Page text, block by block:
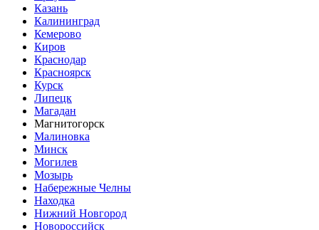
Казань
Калининград
Кемерово
Киров
Краснодар
Красноярск
Курск
Липецк
Магадан
Магнитогорск
Малиновка
Минск
Могилев
Мозырь
Набережные Челны
Находка
Нижний Новгород
Новороссийск